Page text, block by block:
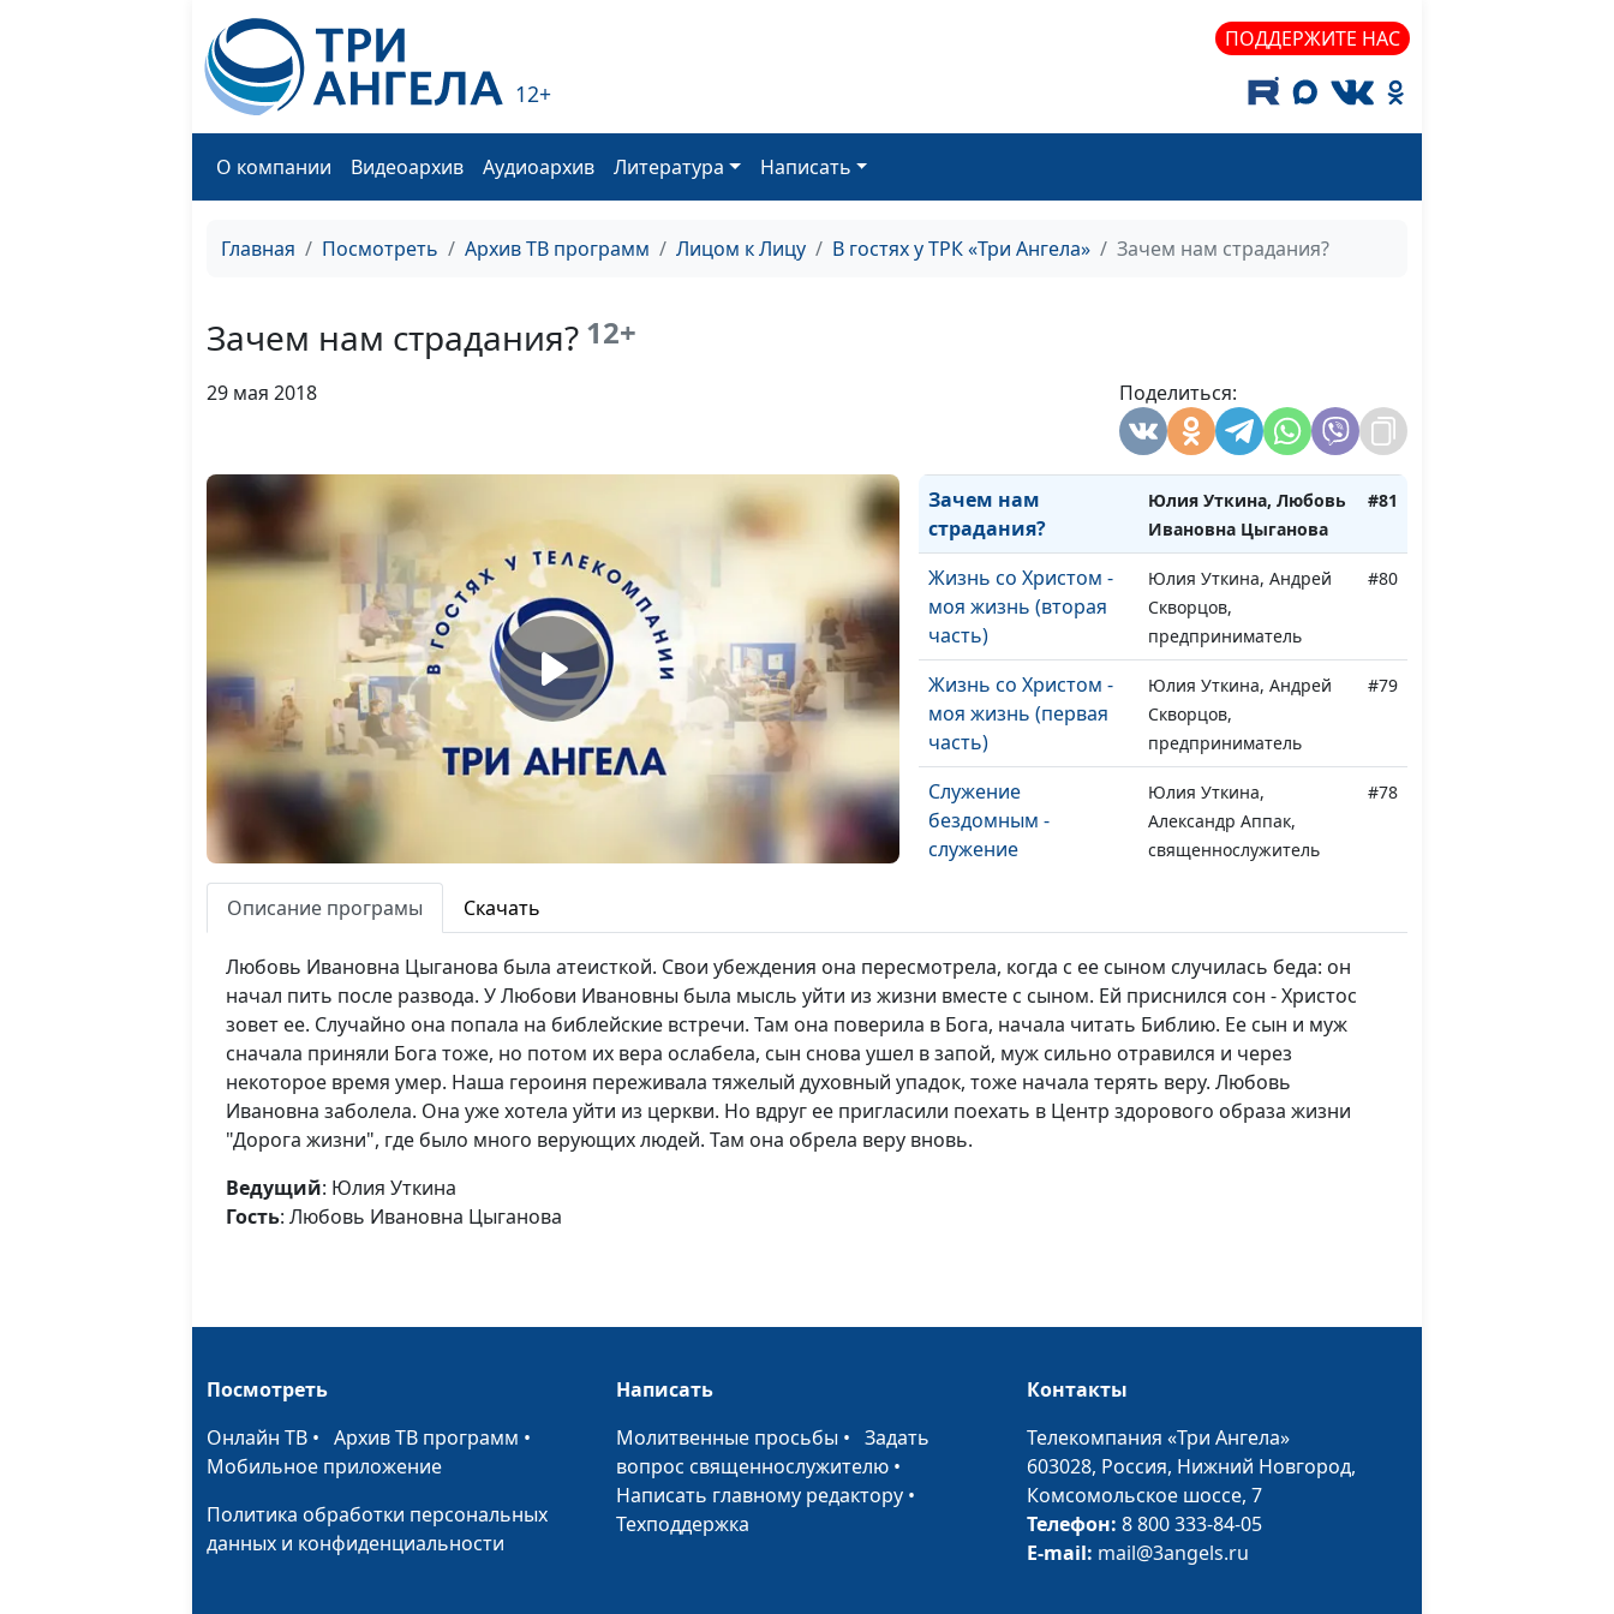
12+
ПОДДЕРЖИТЕ НАС
О компании Видеоархив Аудиоархив Литература Написать
Главная Посмотреть Архив ТВ программ Лицом к Лицу В гостях у ТРК «Три Ангела» Зачем нам страдания?
Зачем нам страдания? 12+
29 мая 2018 Поделиться:
священнослужитель
Юлия Уткина, Роман и
Серафима Канатовы
#86
Бог открывает все
Юлия Уткина, Сергей
Юлия Уткина, Наталья
Венская
#82
Зачем нам
страдания?
Юлия Уткина, Любовь
Ивановна Цыганова
#81
Жизнь со Христом -
моя жизнь (вторая
часть)
Юлия Уткина, Андрей
Скворцов,
предприниматель
#80
Жизнь со Христом -
моя жизнь (первая
часть)
Юлия Уткина, Андрей
Скворцов,
предприниматель
#79
Служение
бездомным -
служение
Юлия Уткина,
Александр Аппак,
священнослужитель
#78
Шаги к исцелению
Ирина Кириченко,
Людмила Белякова,
Юлия Лупашина
#77
Спорт, алкоголь и
закон Божий
Ирина Кириченко,
Галина Рытова
Божий промысел в
моей жизни
Ирина Кириченко,
Я нашел Бога в
Ирина Кириченко,
#73
Бог реален и близок
Михаил и Елена
Самойловы
Бог исцелил меня от
Алексей Бритов,
Татьяна Набатова
Описание програмы Скачать
Любовь Ивановна Цыганова была атеисткой. Свои убеждения она пересмотрела, когда с ее сыном случилась беда: он
начал пить после развода. У Любови Ивановны была мысль уйти из жизни вместе с сыном. Ей приснился сон - Христос
зовет ее. Случайно она попала на библейские встречи. Там она поверила в Бога, начала читать Библию. Ее сын и муж
сначала приняли Бога тоже, но потом их вера ослабела, сын снова ушел в запой, муж сильно отравился и через
некоторое время умер. Наша героиня переживала тяжелый духовный упадок, тоже начала терять веру. Любовь
Ивановна заболела. Она уже хотела уйти из церкви. Но вдруг ее пригласили поехать в Центр здорового образа жизни
"Дорога жизни", где было много верующих людей. Там она обрела веру вновь.
Ведущий: Юлия Уткина
Гость: Любовь Ивановна Цыганова
Посмотреть
Онлайн ТВ • Архив ТВ программ •
Мобильное приложение
Политика обработки персональных
данных и конфиденциальности
Написать
Молитвенные просьбы •Задать
вопрос священнослужителю •
Написать главному редактору •
Техподдержка
Контакты
Телекомпания «Три Ангела»
603028, Россия, Нижний Новгород,
Комсомольское шоссе, 7
Телефон: 8 800 333-84-05
E-mail: mail@3angels.ru